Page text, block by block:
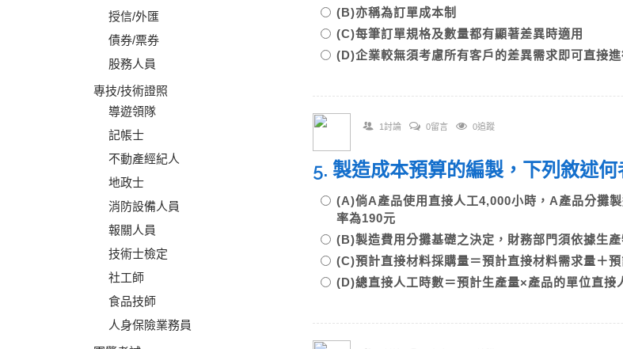
授信/外匯
債券/票券
股務人員
專技/技術證照
導遊領隊
記帳士
不動產經紀人
地政士
消防設備人員
報關人員
技術士檢定
社工師
食品技師
人身保險業務員
(B)亦稱為訂單成本制
(C)每筆訂單規格及數量都有顯著差異時適用
(D)企業較無須考慮所有客戶的差異需求即可直接
1討論 0留言 0追蹤
5. 製造成本預算的編製，下列敘述
(A)倘A產品使用直接人工4,000小時，A產品分攤
率為190元
(B)製造費用分攤基礎之決定，財務部門須依據生
(C)預計直接材料採購量＝預計直接材料需求量＋
(D)總直接人工時數＝預計生產量×產品的單位直接